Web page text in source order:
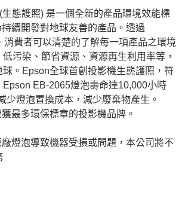
態護照) 是一個全新的產品環境效能標
續開發對地球友善的產品。透過
消費者可以清楚的了解每一項產品之環境
污染、節省資源、資源再生利用率等，
。Epson全球首創投影機生態護照，符
EB-2065燈泡壽命達10,000小時
少燈泡置換成本，減少廢棄物產生。
最多環保標章的投影機品牌。
燈泡導致機器受損或問題，本公司將不